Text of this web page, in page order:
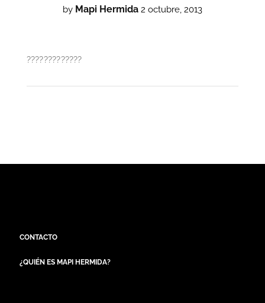
by Mapi Hermida 2 octubre, 2013
?????????????
CONTACTO
¿QUIÉN ES MAPI HERMIDA?